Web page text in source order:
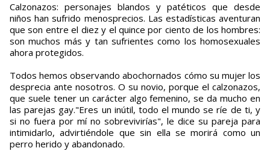
Calzonazos: personajes blandos y patéticos que desde
niños han sufrido menosprecios. Las estadísticas aventuran
que son entre el diez y el quince por ciento de los hombres:
son muchos más y tan sufrientes como los homosexuales
ahora protegidos.
Todos hemos observando abochornados cómo su mujer los
desprecia ante nosotros. O su novio, porque el calzonazos,
que suele tener un carácter algo femenino, se da mucho en
las parejas gay."Eres un inútil, todo el mundo se ríe de ti, y
si no fuera por mí no sobrevivirías", le dice su pareja para
intimidarlo, advirtiéndole que sin ella se morirá como un
perro herido y abandonado.